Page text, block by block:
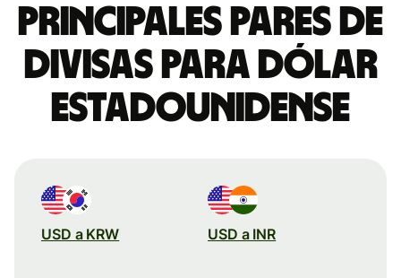
Principales pares de
divisas para dólar
estadounidense
USD a KRW USD a INR